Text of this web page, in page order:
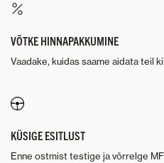
VÕTKE HINNAPAKKUMINE
Vaadake, kuidas saame aidata teil
KÜSIGE ESITLUST
Enne ostmist testige ja võrrelge